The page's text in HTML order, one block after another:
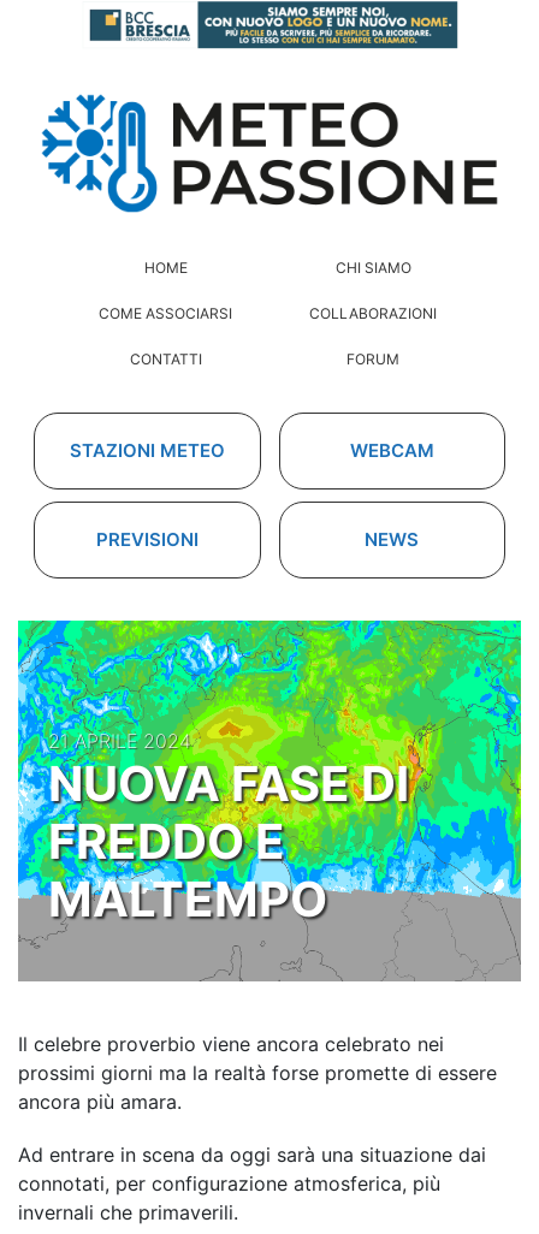
HOME CHI SIAMO
COME ASSOCIARSI COLLABORAZIONI
CONTATTI FORUM
STAZIONI METEO WEBCAM
PREVISIONI NEWS
21 APRILE 2024
NUOVA FASE DI
FREDDO E
MALTEMPO
Il celebre proverbio viene ancora celebrato nei
prossimi giorni ma la realtà forse promette di essere
ancora più amara.
Ad entrare in scena da oggi sarà una situazione dai
connotati, per configurazione atmosferica, più
invernali che primaverili.